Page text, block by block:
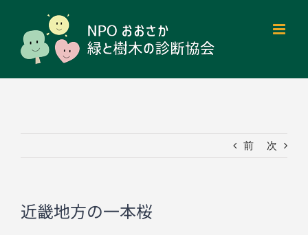
content
前 次
近畿地方の一本桜